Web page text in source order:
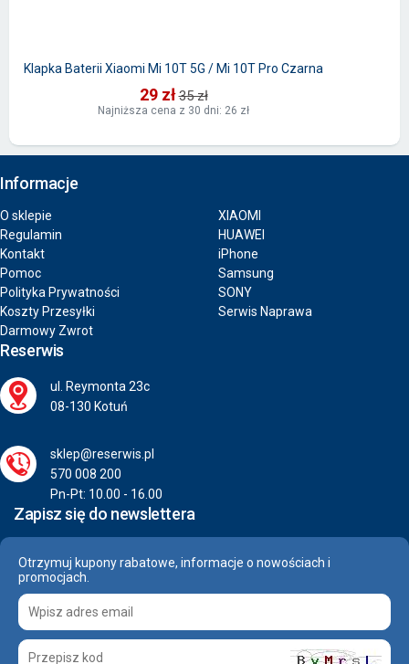
Klapka Baterii Xiaomi Mi 10T 5G / Mi 10T Pro Czarna
29 zł35 zł
Najniższa cena z 30 dni: 26 zł
Informacje
O sklepie
Regulamin
Kontakt
Pomoc
Polityka Prywatności
Koszty Przesyłki
Darmowy Zwrot
XIAOMI
HUAWEI
iPhone
Samsung
SONY
Serwis Naprawa
Reserwis
ul. Reymonta 23c
08-130 Kotuń
sklep@reserwis.pl
570 008 200
Pn-Pt: 10.00 - 16.00
Zapisz się do newslettera
Otrzymuj kupony rabatowe, informacje o nowościach i
promocjach.